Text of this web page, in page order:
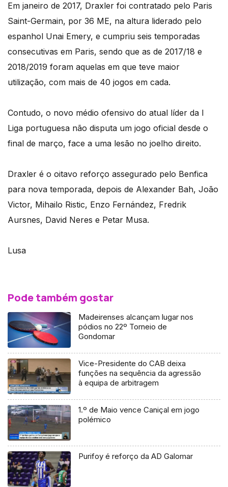
Em janeiro de 2017, Draxler foi contratado pelo Paris
Saint-Germain, por 36 ME, na altura liderado pelo
espanhol Unai Emery, e cumpriu seis temporadas
consecutivas em Paris, sendo que as de 2017/18 e
2018/2019 foram aquelas em que teve maior
utilização, com mais de 40 jogos em cada.
Contudo, o novo médio ofensivo do atual líder da I
Liga portuguesa não disputa um jogo oficial desde o
final de março, face a uma lesão no joelho direito.
Draxler é o oitavo reforço assegurado pelo Benfica
para nova temporada, depois de Alexander Bah, João
Victor, Mihailo Ristic, Enzo Fernández, Fredrik
Aursnes, David Neres e Petar Musa.
Lusa
Pode também gostar
Madeirenses alcançam lugar nos
pódios no 22º Torneio de
Gondomar
Vice-Presidente do CAB deixa
funções na sequência da agressão
à equipa de arbitragem
1.º de Maio vence Caniçal em jogo
polémico
Purifoy é reforço da AD Galomar